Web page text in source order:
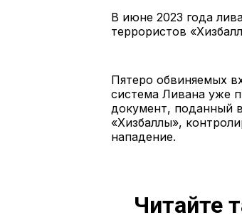
В июне 2023 года
террористов
Пятеро обвиняемых
система Ливана уже
документ, поданный
«Хизбаллы»,
нападение.
Читайте